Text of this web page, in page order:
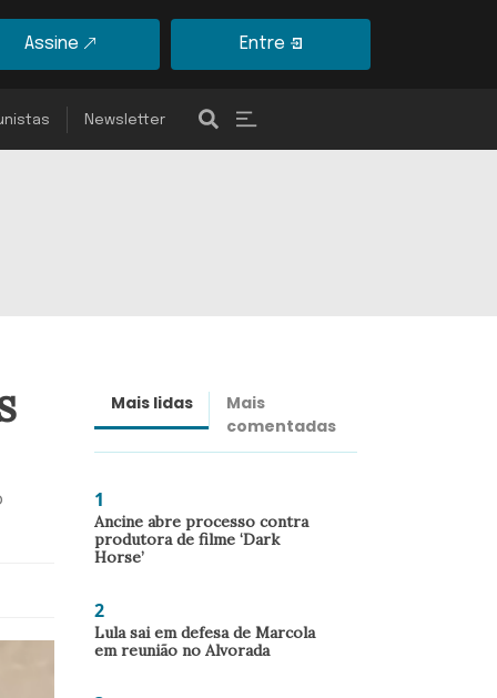
Assine Entre
Newsletter
Mais lidas
Mais
comentadas
1
Ancine abre processo contra
produtora de filme ‘Dark
Horse’
2
Lula sai em defesa de Marcola
em reunião no Alvorada